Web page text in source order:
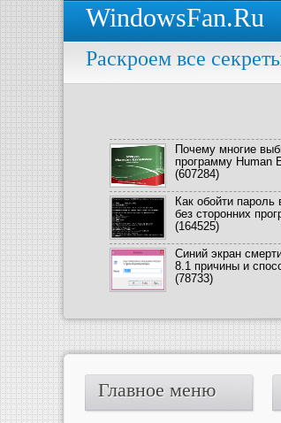
WindowsFan.Ru
Раскроем все
Почему многие
программу Human
(607284)
Как обойти пароль
без сторонних
(164525)
Синий экран
8.1 причины и
(78733)
Главное меню